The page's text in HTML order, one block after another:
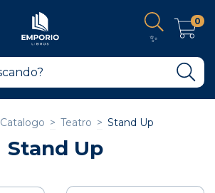
✨
0
Catalogo > Teatro > Stand Up
Stand Up